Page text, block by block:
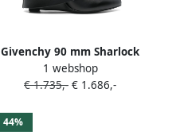
Givenchy 90 mm Sharlock
enkellaarzen Zwart
1 webshop
€ 1.735,- € 1.686,-
44%